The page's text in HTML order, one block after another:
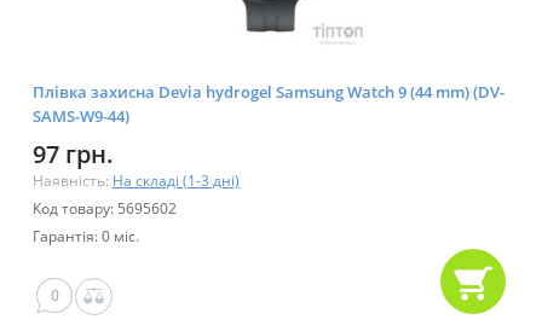
Плівка захисна Devia hydrogel Samsung Watch 9 (44 mm) (DV-
SAMS-W9-44)
97 грн.
Наявність: На складі (1-3 дні)
Код товару: 5695602
Гарантія: 0 міс.
0